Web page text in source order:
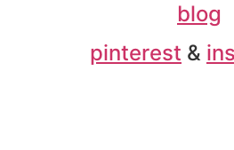
blog
pinterest &